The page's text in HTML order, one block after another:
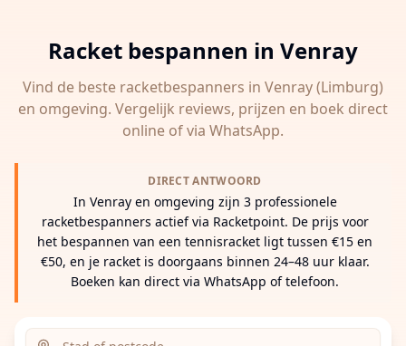
Racket bespannen in Venray
Vind de beste racketbespanners in Venray(Limburg)
en omgeving. Vergelijk reviews, prijzen en boek direct
online of via WhatsApp.
DIRECT ANTWOORD
In Venray en omgeving zijn 3 professionele
racketbespanners actief via Racketpoint. De prijs voor
het bespannen van een tennisracket ligt tussen €15 en
€50, en je racket is doorgaans binnen 24–48 uur klaar.
Boeken kan direct via WhatsApp of telefoon.
Zoeklocatie (stad of postcode)